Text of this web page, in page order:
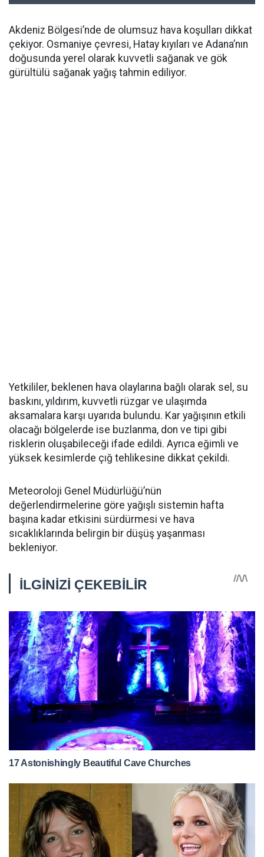
Akdeniz Bölgesi’nde de olumsuz hava koşulları dikkat
çekiyor. Osmaniye çevresi, Hatay kıyıları ve Adana’nın
doğusunda yerel olarak kuvvetli sağanak ve gök
gürültülü sağanak yağış tahmin ediliyor.
Yetkililer, beklenen hava olaylarına bağlı olarak sel, su
baskını, yıldırım, kuvvetli rüzgar ve ulaşımda
aksamalara karşı uyarıda bulundu. Kar yağışının etkili
olacağı bölgelerde ise buzlanma, don ve tipi gibi
risklerin oluşabileceği ifade edildi. Ayrıca eğimli ve
yüksek kesimlerde çığ tehlikesine dikkat çekildi.
Meteoroloji Genel Müdürlüğü’nün
değerlendirmelerine göre yağışlı sistemin hafta
başına kadar etkisini sürdürmesi ve hava
sıcaklıklarında belirgin bir düşüş yaşanması
bekleniyor.